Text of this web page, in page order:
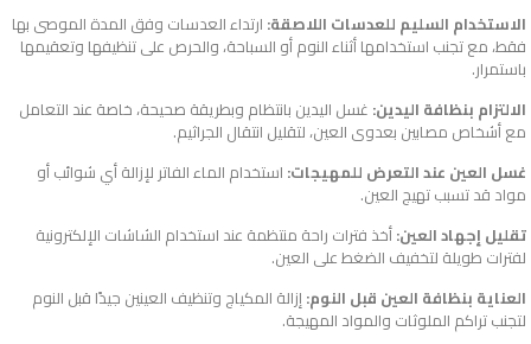
الاستخدام السليم للعدسات اللاصقة: ارتداء العدسات وفق المدة الموصى بها
فقط، مع تجنب استخدامها أثناء النوم أو السباحة، والحرص على تنظيفها وتعقيمها
باستمرار.
الالتزام بنظافة اليدين: غسل اليدين بانتظام وبطريقة صحيحة، خاصة عند التعامل
مع أشخاص مصابين بعدوى العين، لتقليل انتقال الجراثيم.
غسل العين عند التعرض للمهيجات: استخدام الماء الفاتر لإزالة أي شوائب أو
مواد قد تسبب تهيج العين.
تقليل إجهاد العين:أخذ فترات راحة منتظمة عند استخدام الشاشات الإلكترونية
لفترات طويلة لتخفيف الضغط على العين.
العناية بنظافة العين قبل النوم: إزالة المكياج وتنظيف العينين جيدًا قبل النوم
لتجنب تراكم الملوثات والمواد المهيجة.